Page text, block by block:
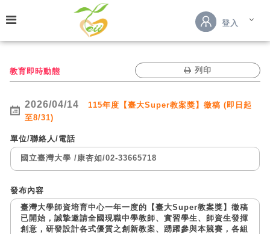
登入
教育即時動態 列印
2026/04/14
115年度【臺大Super教案獎】徵稿 (即日起
至8/31)
單位/聯絡人/電話
國立臺灣大學 /康杏如/02-33665718
發布內容
臺灣大學師資培育中心一年一度的【臺大Super教案獎】徵稿
已開始，誠摯邀請全國現職中學教師、實習學生、師資生發揮
創意，研發設計各式優質之創新教案、踴躍參與本競賽，各組